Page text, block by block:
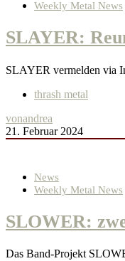
Weekly Metal News
SLAYER:
SLAYER vermelden via
thrash metal
vonandrea
21. Februar 2024
News
Weekly Metal News
SLOWER:
Das Band-Projekt